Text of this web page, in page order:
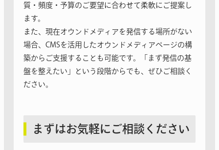
質・頻度・予算のご要望に合わせて柔軟にご提案し
ます。
また、現在オウンドメディアを発信する場所がない
場合、CMSを活用したオウンドメディアページの構
築からご支援することも可能です。「まず発信の基
盤を整えたい」という段階からでも、ぜひご相談く
ださい。
まずはお気軽にご相談ください